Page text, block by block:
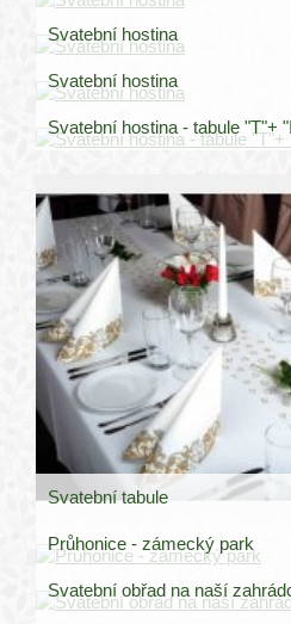
Svatební hostina
Svatební hostina
Svatební hostina - tabule "T"+
Svatební tabule
Průhonice - zámecký park
Svatební obřad na naší